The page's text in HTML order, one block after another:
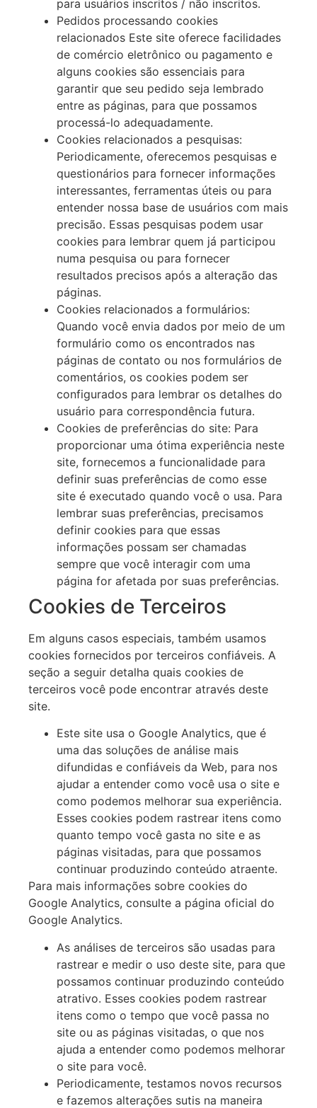
para usuários inscritos / não inscritos.
Pedidos processando cookies
relacionados Este site oferece facilidades
de comércio eletrônico ou pagamento e
alguns cookies são essenciais para
garantir que seu pedido seja lembrado
entre as páginas, para que possamos
processá-lo adequadamente.
Cookies relacionados a pesquisas:
Periodicamente, oferecemos pesquisas e
questionários para fornecer informações
interessantes, ferramentas úteis ou para
entender nossa base de usuários com mais
precisão. Essas pesquisas podem usar
cookies para lembrar quem já participou
numa pesquisa ou para fornecer
resultados precisos após a alteração das
páginas.
Cookies relacionados a formulários:
Quando você envia dados por meio de um
formulário como os encontrados nas
páginas de contato ou nos formulários de
comentários, os cookies podem ser
configurados para lembrar os detalhes do
usuário para correspondência futura.
Cookies de preferências do site: Para
proporcionar uma ótima experiência neste
site, fornecemos a funcionalidade para
definir suas preferências de como esse
site é executado quando você o usa. Para
lembrar suas preferências, precisamos
definir cookies para que essas
informações possam ser chamadas
sempre que você interagir com uma
página for afetada por suas preferências.
Cookies de Terceiros
Em alguns casos especiais, também usamos
cookies fornecidos por terceiros confiáveis. A
seção a seguir detalha quais cookies de
terceiros você pode encontrar através deste
site.
Este site usa o Google Analytics, que é
uma das soluções de análise mais
difundidas e confiáveis da Web, para nos
ajudar a entender como você usa o site e
como podemos melhorar sua experiência.
Esses cookies podem rastrear itens como
quanto tempo você gasta no site e as
páginas visitadas, para que possamos
continuar produzindo conteúdo atraente.
Para mais informações sobre cookies do
Google Analytics, consulte a página oficial do
Google Analytics.
As análises de terceiros são usadas para
rastrear e medir o uso deste site, para que
possamos continuar produzindo conteúdo
atrativo. Esses cookies podem rastrear
itens como o tempo que você passa no
site ou as páginas visitadas, o que nos
ajuda a entender como podemos melhorar
o site para você.
Periodicamente, testamos novos recursos
e fazemos alterações sutis na maneira